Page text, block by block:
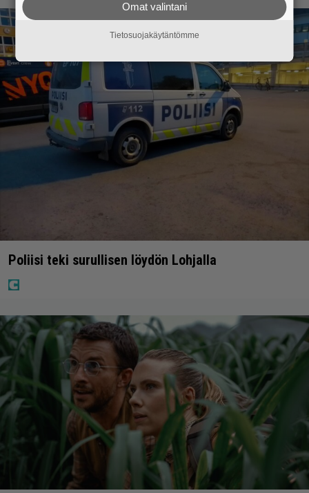
Poliisi teki surullisen löydön Lohjalla
Omat valintani
Tietosuojakäytäntömme